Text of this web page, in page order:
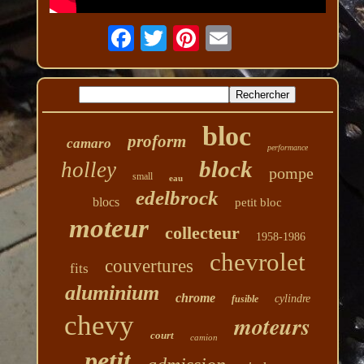
camaro proform bloc performance
holley small eau block pompe
blocs edelbrock petit bloc
moteur collecteur 1958-1986
fits couvertures chevrolet
aluminium chrome fusible cylindre
chevy court camion moteurs